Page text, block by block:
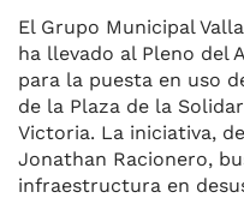
El Grupo Municipal
ha llevado al Pleno del
para la puesta en uso
de la Plaza de la
Victoria. La iniciativa,
Jonathan Racionero,
infraestructura en